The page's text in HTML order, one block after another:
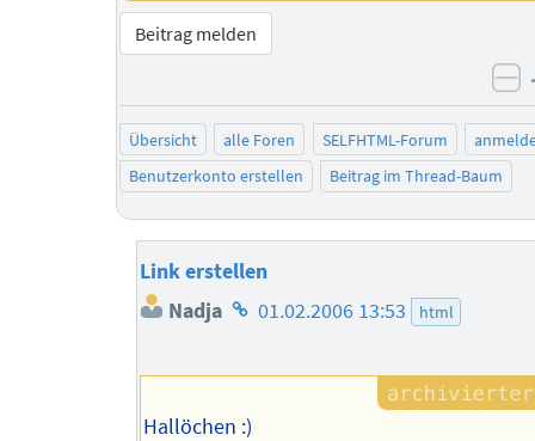
Beitrag melden
Übersicht alle Foren SELFHTML-Forum
Benutzerkonto erstellen
Beitrag im Thread-Baum
Link erstellen
Nadja Homepage
Autors
01.02.2006 13:53 html
Hallöchen :)